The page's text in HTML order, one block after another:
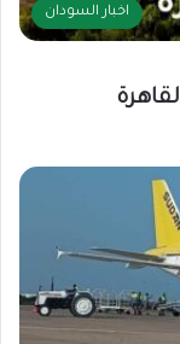
اخبار السودان